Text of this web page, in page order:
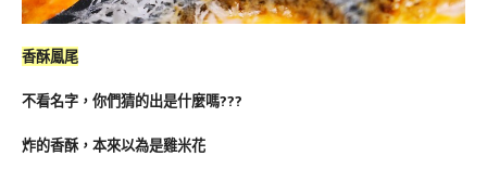
香酥鳳尾
不看名字，你們猜的出是什麼嗎???
炸的香酥，本來以為是雞米花